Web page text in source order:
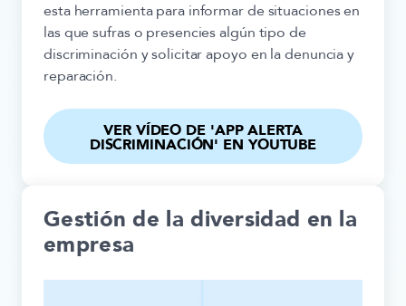
esta herramienta para informar de situaciones en
las que sufras o presencies algún tipo de
discriminación y solicitar apoyo en la denuncia y
reparación.
VER VÍDEO DE 'APP ALERTA
DISCRIMINACIÓN' EN YOUTUBE
Gestión de la diversidad en la
empresa